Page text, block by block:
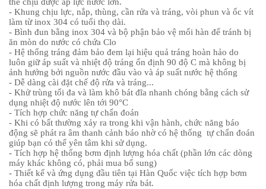
- Khung chịu lực, nắp, thùng, cần rửa và tráng, vòi phun và ốc vít
làm từ inox 304 có tuổi thọ dài.
- Bình đun bằng inox 304 và bộ phận bảo vệ mối hàn để tránh bị
ăn mòn do nước có chứa Clo
- Hệ thống tráng đảm bảo đem lại hiệu quả tráng hoàn hảo do
luôn giữ áp suất và nhiệt độ tráng ổn định 90 độ C mà không bị
ảnh hưởng bởi nguồn nước đầu vào và áp suất nước hệ thống
- Dễ dàng cài đặt chế độ rửa và tráng...
- Khử trùng tối đa và làm khô bát đĩa nhanh chóng bằng cách sử
dụng nhiệt độ nước lên tới 90°C
- Tích hợp chức năng tự chẩn đoán
- Khi có bất thường xảy ra trong khi vận hành, chức năng báo
động sẽ phát ra âm thanh cảnh báo nhờ có hệ thống tự chẩn đoán
giúp bạn có thể yên tâm khi sử dụng.
- Tích hợp hệ thống bơm định lượng hóa chất (phần lớn các dòng
máy khác không có, phải mua bổ sung)
- Thiết kế và ứng dụng đầu tiên tại Hàn Quốc việc tích hợp bơm
hóa chất định lượng trong máy rửa bát.